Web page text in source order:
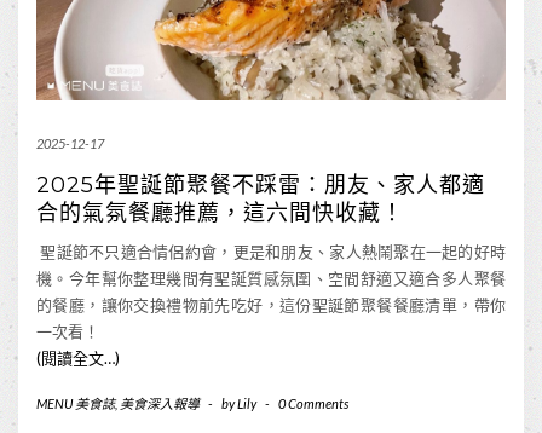
2025-12-17
2025年聖誕節聚餐不踩雷：朋友、家人都適
合的氣氛餐廳推薦，這六間快收藏！
聖誕節不只適合情侶約會，更是和朋友、家人熱鬧聚在一起的好時
機。今年幫你整理幾間有聖誕質感氛圍、空間舒適又適合多人聚餐
的餐廳，讓你交換禮物前先吃好，這份聖誕節聚餐餐廳清單，帶你
一次看！
(閱讀全文…)
MENU 美食誌, 美食深入報導 - byLily - 0 Comments